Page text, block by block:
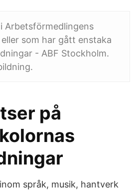
Arbetsförmedlingens
som har gått enstaka
- ABF Stockholm.
på
språk, musik, hantverk